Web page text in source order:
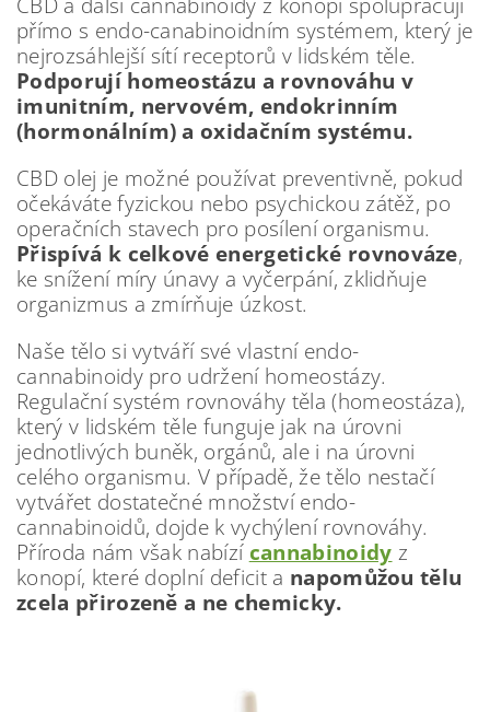
přímo s endo-canabinoidním systémem, který je
nejrozsáhlejší sítí receptorů v lidském těle.
Podporují homeostázu a rovnováhu v
imunitním, nervovém, endokrinním
(hormonálním) a oxidačním systému.
CBD olej je možné používat preventivně, pokud
očekáváte fyzickou nebo psychickou zátěž, po
operačních stavech pro posílení organismu.
Přispívá k celkové energetické rovnováze,
ke snížení míry únavy a vyčerpání, zklidňuje
organizmus a zmírňuje úzkost.
Naše tělo si vytváří své vlastní endo-
cannabinoidy pro udržení homeostázy.
Regulační systém rovnováhy těla (homeostáza),
který v lidském těle funguje jak na úrovni
jednotlivých buněk, orgánů, ale i na úrovni
celého organismu. V případě, že tělo nestačí
vytvářet dostatečné množství endo-
cannabinoidů, dojde k vychýlení rovnováhy.
Příroda nám však nabízí cannabinoidy z
konopí, které doplní deficit a napomůžou tělu
zcela přirozeně a ne chemicky.